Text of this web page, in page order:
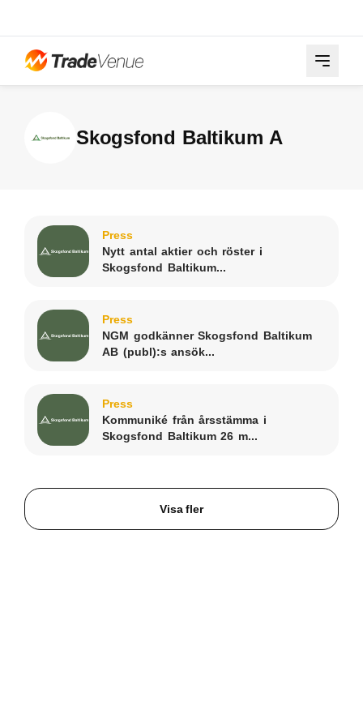
Skogsfond Baltikum A
Press
Nytt antal aktier och röster i
Skogsfond Baltikum...
Press
NGM godkänner Skogsfond Baltikum
AB (publ):s ansök...
Press
Kommuniké från årsstämma i
Skogsfond Baltikum 26 m...
Visa fler